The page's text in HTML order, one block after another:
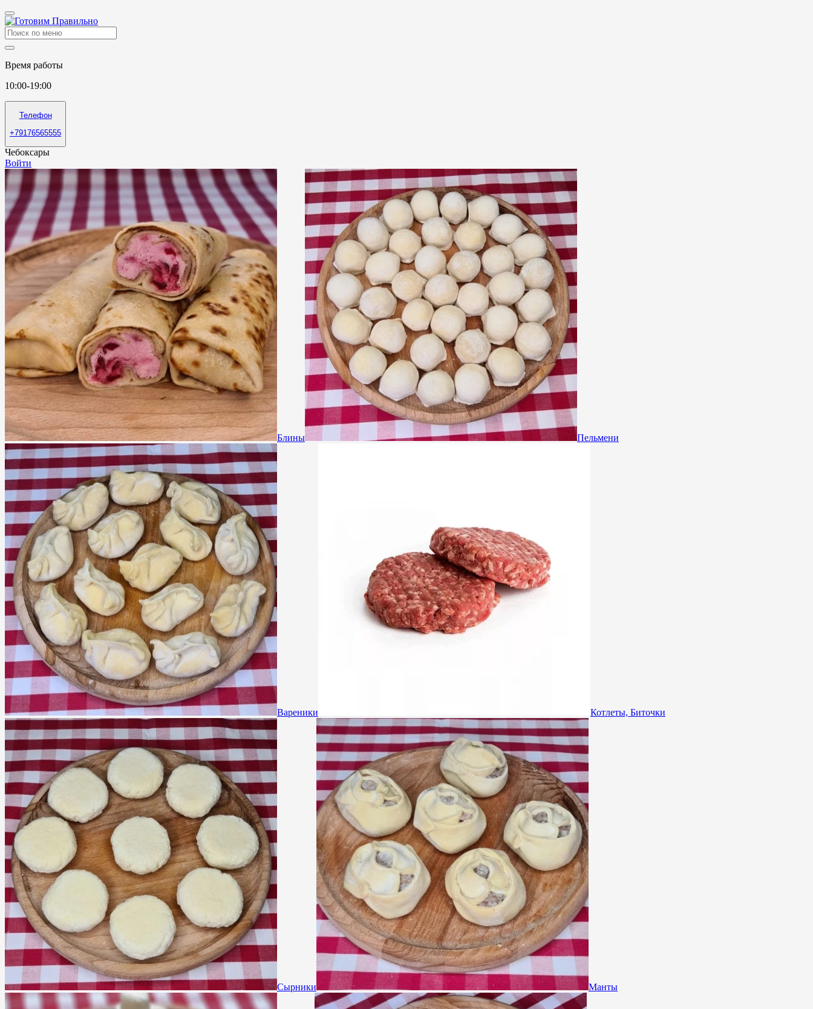
Время работы
10:00-19:00
Телефон
+79176565555
Чебоксары
Войти
Блины Пельмени
Вареники Котлеты, Биточки
Сырники Манты